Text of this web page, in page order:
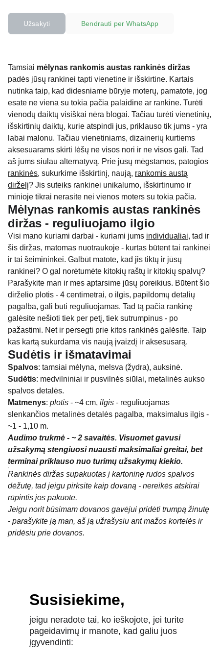
Užsakyti Bendrauti per WhatsApp
Tamsiai mėlynas rankomis austas rankinės diržas
padės jūsų rankinei tapti vienetine ir išskirtine. Kartais
nutinka taip, kad didesniame būryje moterų, pamatote, jog
esate ne viena su tokia pačia palaidine ar rankine. Turėti
vienodų daiktų visiškai nėra blogai. Tačiau turėti vienetinių,
išskirtinių daiktų, kurie atspindi jus, priklauso tik jums - yra
labai malonu. Tačiau vienetiniams, dizainerių kurtiems
aksesuarams skirti lėšų ne visos nori ir ne visos gali. Tad
aš jums siūlau alternatyvą. Prie jūsų mėgstamos, patogios
rankinės, sukurkime išskirtinį, naują, rankomis austą
dirželį? Jis suteiks rankinei unikalumo, išskirtinumo ir
minioje tikrai nerasite nei vienos moters su tokia pačia.
Mėlynas rankomis austas rankinės
diržas - reguliuojamo ilgio
Visi mano kuriami darbai - kuriami jums individualiai, tad ir
šis diržas, matomas nuotraukoje - kurtas būtent tai rankinei
ir tai šeimininkei. Galbūt matote, kad jis tiktų ir jūsų
rankinei? O gal norėtumėte kitokių raštų ir kitokių spalvų?
Parašykite man ir mes aptarsime jūsų poreikius. Būtent šio
dirželio plotis - 4 centimetrai, o ilgis, papildomų detalių
pagalba, gali būti reguliuojamas. Tad tą pačia rankinę
galėsite nešioti tiek per petį, tiek sutrumpinus - po
pažastimi. Net ir persegti prie kitos rankinės galėsite. Taip
kas kartą sukurdama vis naują įvaizdį ir aksesusarą.
Sudėtis ir išmatavimai
Spalvos: tamsiai mėlyna, melsva (žydra), auksinė.
Sudėtis: medvilniniai ir pusvilnės siūlai, metalinės aukso
spalvos detalės.
Matmenys: plotis - ~4 cm, ilgis - reguliuojamas
slenkančios metalinės detalės pagalba, maksimalus ilgis -
~1 - 1,10 m.
Audimo trukmė - ~ 2 savaitės. Visuomet gavusi
užsakymą stengiuosi nuausti maksimaliai greitai, bet
terminai priklauso nuo turimų užsakymų kiekio.
Rankinės diržas supakuotas į kartoninę rudos spalvos
dėžutę, tad jeigu pirksite kaip dovaną - nereikės atskirai
rūpintis jos pakuote.
Jeigu norit būsimam dovanos gavėjui pridėti trumpą žinutę
- parašykite ją man, aš ją užrašysiu ant mažos kortelės ir
pridėsiu prie dovanos.
Susisiekime,
jeigu neradote tai, ko ieškojote, jei turite
pageidavimų ir manote, kad galiu juos
įgyvendinti: